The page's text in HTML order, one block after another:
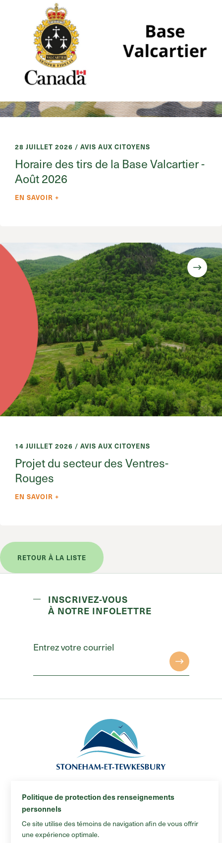
Politique de protection des renseignements
personnels
Ce site utilise des témoins de navigation afin de vous offrir
une expérience optimale.
28 JUILLET 2026 / AVIS AUX CITOYENS
Horaire des tirs de la Base Valcartier -
Août 2026
EN SAVOIR +
14 JUILLET 2026 / AVIS AUX CITOYENS
Projet du secteur des Ventres-
Rouges
EN SAVOIR +
RETOUR À LA LISTE
Municipalité de Stoneham-et-Tewkesbury
© 2026 Tous droits réservés
#Blankonumérique
INSCRIVEZ-VOUS
À NOTRE INFOLETTRE
Entrez votre courriel